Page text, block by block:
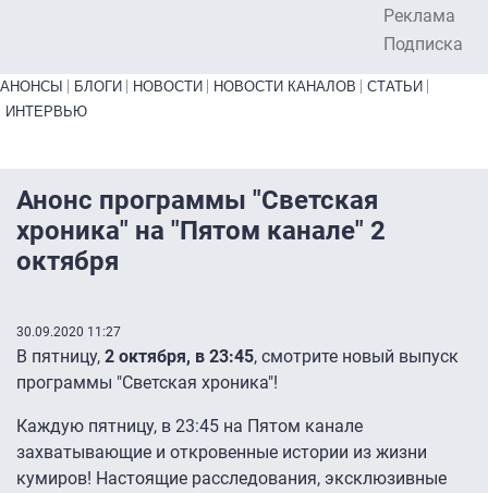
Реклама
Подписка
Primary links bottom
АНОНСЫ БЛОГИ НОВОСТИ НОВОСТИ КАНАЛОВ
СТАТЬИ
ИНТЕРВЬЮ
Анонс программы "Светская
хроника" на "Пятом канале" 2
октября
30.09.2020 11:27
В пятницу, 2 октября, в 23:45, смотрите новый выпуск
программы "Светская хроника"!
Каждую пятницу, в 23:45 на Пятом канале
захватывающие и откровенные истории из жизни
кумиров! Настоящие расследования, эксклюзивные